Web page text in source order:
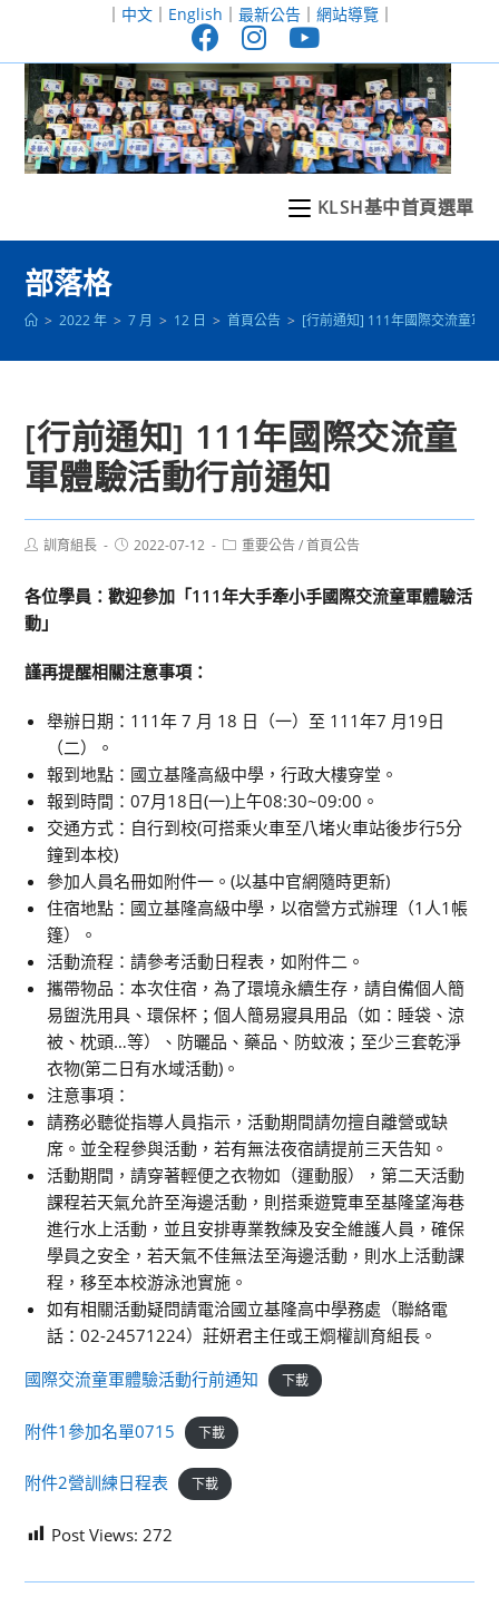
至
｜ 中文｜ English ｜ 最新公告｜ 網站導覽｜
KLSH基中首頁選單
部落格
> 2022 年 > 7 月 > 12 日 > 首頁公告 > [行前通知] 111年國際交流童軍
[行前通知] 111年國際交流童
軍體驗活動行前通知
Post訓育組長
Post2022-07-12
Post重要公告 / 首頁公告
各位學員：歡迎參加「111年大手牽小手國際交流童軍體驗活
動」
謹再提醒相關注意事項：
舉辦日期：111年 7 月 18 日（一）至 111年7 月19日
（二）。
報到地點：國立基隆高級中學，行政大樓穿堂。
報到時間：07月18日(一)上午08:30~09:00。
交通方式：自行到校(可搭乘火車至八堵火車站後步行5分
鐘到本校)
參加人員名冊如附件一。(以基中官網隨時更新)
住宿地點：國立基隆高級中學，以宿營方式辦理（1人1帳
篷）。
活動流程：請參考活動日程表，如附件二。
攜帶物品：本次住宿，為了環境永續生存，請自備個人簡
易盥洗用具、環保杯；個人簡易寢具用品（如：睡袋、涼
被、枕頭…等）、防曬品、藥品、防蚊液；至少三套乾淨
衣物(第二日有水域活動)。
注意事項：
請務必聽從指導人員指示，活動期間請勿擅自離營或缺
席。並全程參與活動，若有無法夜宿請提前三天告知。
活動期間，請穿著輕便之衣物如（運動服），第二天活動
課程若天氣允許至海邊活動，則搭乘遊覽車至基隆望海巷
進行水上活動，並且安排專業教練及安全維護人員，確保
學員之安全，若天氣不佳無法至海邊活動，則水上活動課
程，移至本校游泳池實施。
如有相關活動疑問請電洽國立基隆高中學務處（聯絡電
話：02-24571224）莊妍君主任或王烱權訓育組長。
國際交流童軍體驗活動行前通知
下載
附件1參加名單0715 下載
附件2營訓練日程表 下載
Post Views: 272